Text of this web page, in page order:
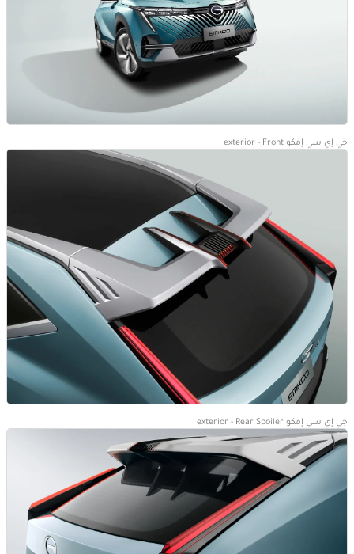
جي إي سي إمكو exterior - Front
جي إي سي إمكو exterior - Rear Spoiler